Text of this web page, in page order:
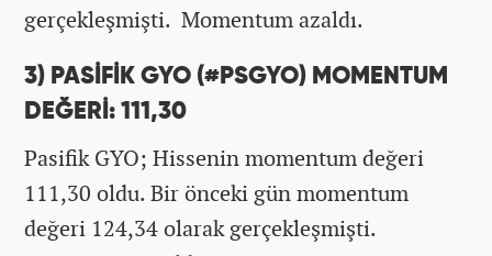
gerçekleşmişti. Momentum azaldı.
3) PASİFİK GYO (#PSGYO) MOMENTUM
DEĞERİ: 111,30
Pasifik GYO; Hissenin momentum değeri
111,30 oldu. Bir önceki gün momentum
değeri 124,34 olarak gerçekleşmişti.